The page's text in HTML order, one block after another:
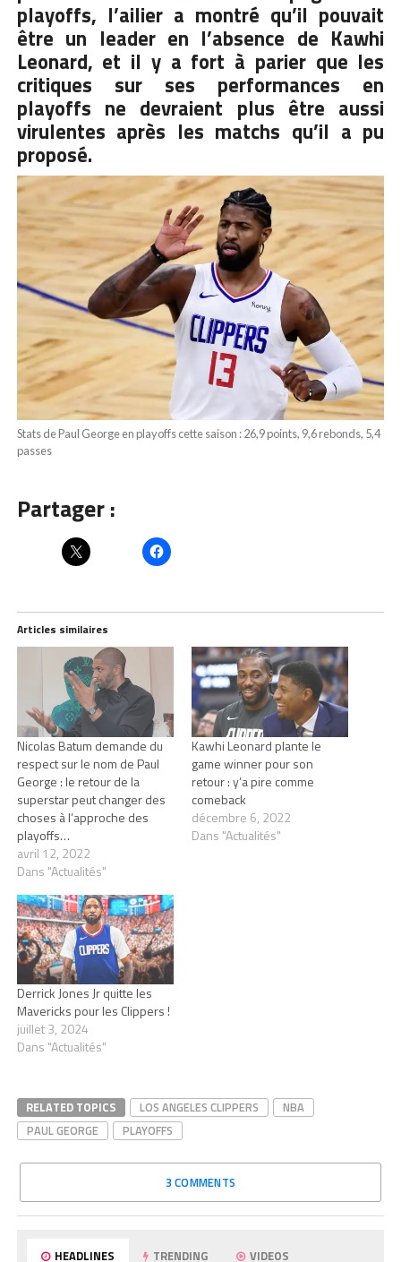
playoffs, l’ailier a montré qu’il pouvait
être un leader en l’absence de Kawhi
Leonard, et il y a fort à parier que les
critiques sur ses performances en
playoffs ne devraient plus être aussi
virulentes après les matchs qu’il a pu
proposé.
Stats de Paul George en playoffs cette saison : 26,9 points, 9,6 rebonds, 5,4
passes
Partager :
Articles similaires
Nicolas Batum demande du
respect sur le nom de Paul
George : le retour de la
superstar peut changer des
choses à l’approche des
playoffs…
avril 12, 2022
Dans "Actualités"
Kawhi Leonard plante le
game winner pour son
retour : y’a pire comme
comeback
décembre 6, 2022
Dans "Actualités"
Derrick Jones Jr quitte les
Mavericks pour les Clippers !
juillet 3, 2024
Dans "Actualités"
RELATED TOPICS LOS ANGELES CLIPPERS
NBA
PAUL GEORGE
PLAYOFFS
3 COMMENTS
HEADLINES TRENDING VIDEOS